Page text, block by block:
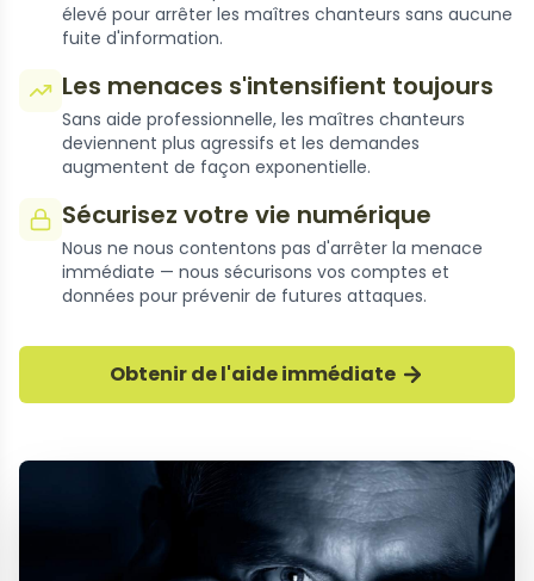
élevé pour arrêter les maîtres chanteurs sans aucune
fuite d'information.
Les menaces s'intensifient toujours
Sans aide professionnelle, les maîtres chanteurs
deviennent plus agressifs et les demandes
augmentent de façon exponentielle.
Sécurisez votre vie numérique
Nous ne nous contentons pas d'arrêter la menace
immédiate — nous sécurisons vos comptes et
données pour prévenir de futures attaques.
Obtenir de l'aide immédiate